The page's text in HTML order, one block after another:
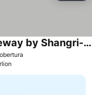
JEN Singapore Orchardgateway by Shangri-La